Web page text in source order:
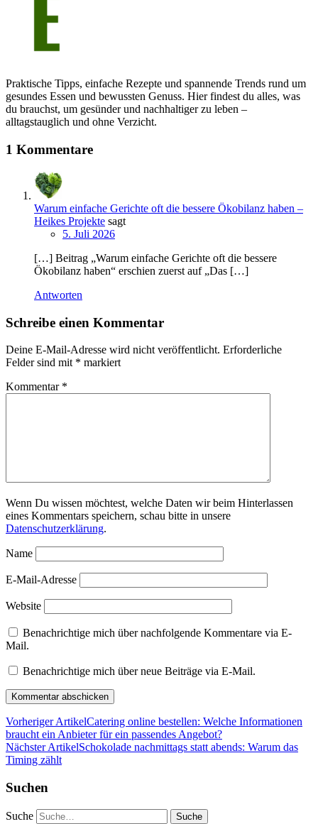
Praktische Tipps, einfache Rezepte und spannende Trends rund um
gesundes Essen und bewussten Genuss. Hier findest du alles, was
du brauchst, um gesünder und nachhaltiger zu leben –
alltagstauglich und ohne Verzicht.
1 Kommentare
Warum einfache Gerichte oft die bessere Ökobilanz haben –
Heikes Projekte sagt
5. Juli 2026
[…] Beitrag „Warum einfache Gerichte oft die bessere
Ökobilanz haben“ erschien zuerst auf „Das […]
Antworten
Schreibe einen Kommentar
Deine E-Mail-Adresse wird nicht veröffentlicht. Erforderliche
Felder sind mit * markiert
Kommentar *
Wenn Du wissen möchtest, welche Daten wir beim Hinterlassen
eines Kommentars speichern, schau bitte in unsere
Datenschutzerklärung.
Name
E-Mail-Adresse
Website
Benachrichtige mich über nachfolgende Kommentare via E-
Mail.
Benachrichtige mich über neue Beiträge via E-Mail.
Vorheriger ArtikelCatering online bestellen: Welche Informationen
braucht ein Anbieter für ein passendes Angebot?
Nächster ArtikelSchokolade nachmittags statt abends: Warum das
Timing zählt
Suchen
Suche